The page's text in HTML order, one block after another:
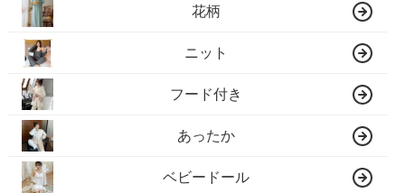
花柄
ニット
フード付き
あったか
ベビードール